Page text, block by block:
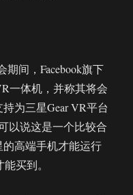
期间，Facebook旗下
一体机，并称其将会
为三星Gear VR平台
以说这是一个比较合
高端手机才能运行
买到。